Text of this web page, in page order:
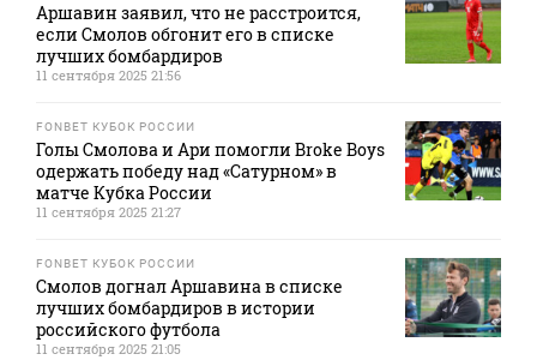
Аршавин заявил, что не расстроится,
если Смолов обгонит его в списке
лучших бомбардиров
11 сентября 2025 21:56
FONBET КУБОК РОССИИ
Голы Смолова и Ари помогли Broke Boys
одержать победу над «Сатурном» в
матче Кубка России
11 сентября 2025 21:27
FONBET КУБОК РОССИИ
Смолов догнал Аршавина в списке
лучших бомбардиров в истории
российского футбола
11 сентября 2025 21:05